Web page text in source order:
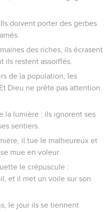
doivent porter des gerbes
des riches, ils écrasent
ils restent assoiffés.
de la population, les
Dieu ne prête pas attention
la lumière : ils ignorent ses
sentiers.
il tue le malheureux et
mue en voleur.
le crépuscule :
il, et il met un voile sur son
le jour ils se tiennent